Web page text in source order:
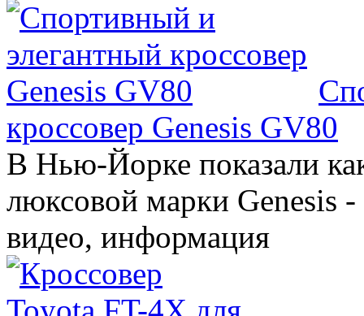
кроссовер Genesis GV80
В Нью-Йорке показали
люксовой марки Genesis
видео, информация